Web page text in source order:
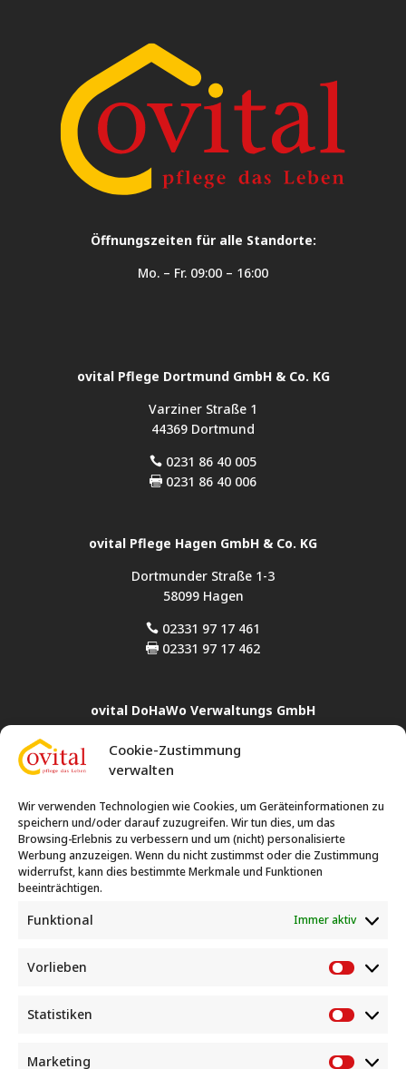
Cookie-Zustimmung
verwalten
Wir verwenden Technologien wie Cookies, um Geräteinformationen zu
speichern und/oder darauf zuzugreifen. Wir tun dies, um das
Browsing-Erlebnis zu verbessern und um (nicht) personalisierte
Werbung anzuzeigen. Wenn du nicht zustimmst oder die Zustimmung
widerrufst, kann dies bestimmte Merkmale und Funktionen
beeinträchtigen.
Funktional Immer aktiv
Vorlieben
Statistiken
Marketing
Öffnungszeiten für alle Standorte:
Mo. – Fr. 09:00 – 16:00
ovital Pflege Dortmund GmbH & Co. KG
Varziner Straße 1
44369 Dortmund
 0231 86 40 005
 0231 86 40 006
ovital Pflege Hagen GmbH & Co. KG
Dortmunder Straße 1-3
58099 Hagen
 02331 97 17 461
 02331 97 17 462
ovital DoHaWo Verwaltungs GmbH
Rahmer Straße 24
44369 Dortmund
0231 86 40 006
ovital Hauswirtschafts- und Betreuungsleistungen